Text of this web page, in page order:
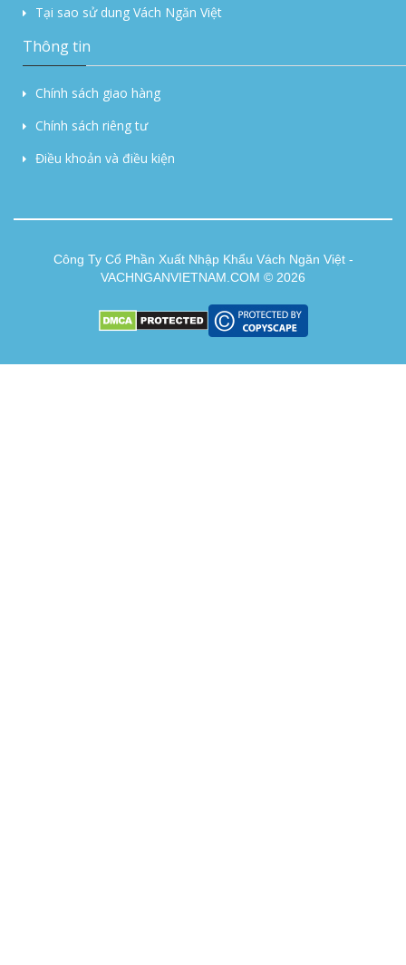
Tại sao sử dung Vách Ngăn Việt
Thông tin
Chính sách giao hàng
Chính sách riêng tư
Điều khoản và điều kiện
Công Ty Cổ Phần Xuất Nhập Khẩu Vách Ngăn Việt -
VACHNGANVIETNAM.COM © 2026